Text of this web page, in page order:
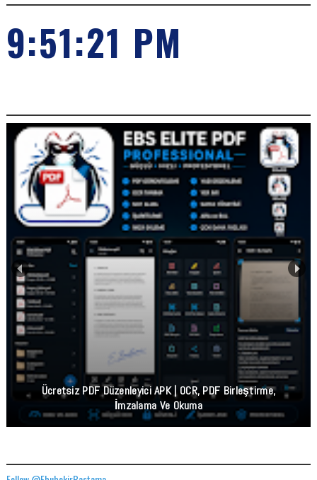
9:51:21 PM
Ücretsiz PDF Düzenleyici APK | OCR, PDF Birleştirme,
İmzalama Ve Okuma